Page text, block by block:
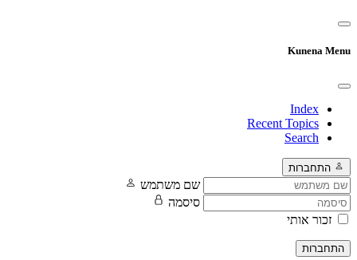
Kunena Menu
Index
Recent Topics
Search
התחברות
שם משתמש
סיסמה
זכור אותי
התחברות